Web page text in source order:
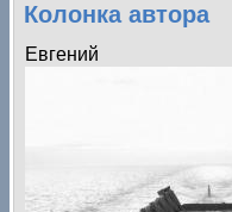
Колонка автора
Евгений